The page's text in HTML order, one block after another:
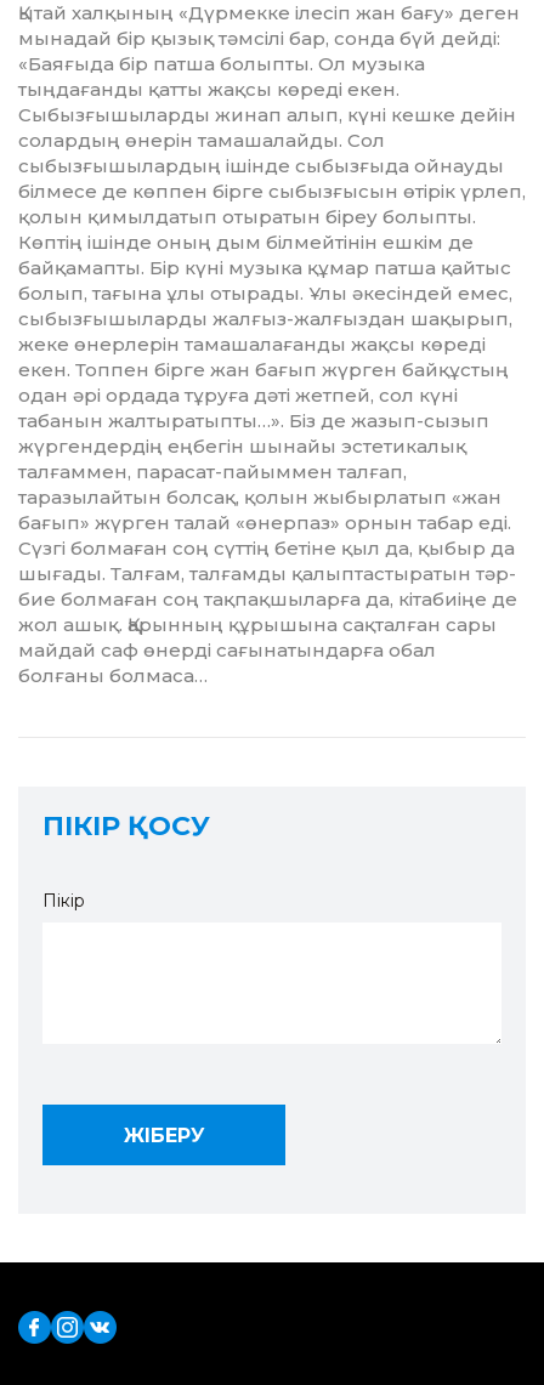
Қ
ытай халқының «Дүрмекке ілесіп жан бағу» деген
мынадай бір қы­зық тәмсілі бар, сонда бүй дейді:
«Баяғыда бір патша болыпты. Ол музыка
тыңдағанды қатты жақсы көреді екен.
Сыбызғышыларды жинап алып, күні кешке дейін
солардың өнерін тамашалайды. Сол
сыбызғышылардың ішінде сыбызғыда ойнауды
білмесе де көппен бірге сыбызғысын өтірік үрлеп,
қолын қимылдатып отыратын біреу болыпты.
Көптің ішінде оның дым білмейтінін ешкім де
байқамап­ты. Бір күні музыка құмар патша қайтыс
болып, тағына ұлы отырады. Ұлы әкесіндей емес,
сыбызғышыларды жалғыз-жалғыздан шақырып,
жеке өнерлерін тамашалағанды жақсы көреді
екен. Топпен бірге жан бағып жүрген байқұстың
одан әрі ордада тұруға дәті жетпей, сол күні
табанын жалтыратыпты…». Біз де жазып-сызып
жүргендердің еңбегін шынайы эстетикалық
талғаммен, парасат-пайым­мен талғап,
таразылайтын болсақ, қолын жыбырлатып «жан
ба­ғып» жүрген талай «өнерпаз» орнын табар еді.
Сүзгі болмаған соң сүттің бе­тіне қыл да, қыбыр да
шығады. Талғам, талғамды қалыптастыратын тәр­
бие болмаған соң тақпақшыларға да, кітабиіңе де
жол ашық. Қа­рын­ның құрышына сақталған сары
майдай саф өнерді сағынатындарға обал
болғаны болмаса…
ПІКІР ҚОСУ
Пікір